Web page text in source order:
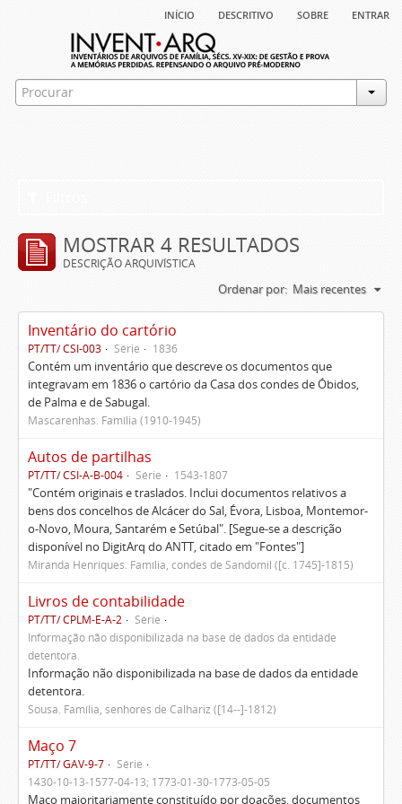
início descritivo sobre entrar
MOSTRAR 4 RESULTADOS
DESCRIÇÃO ARQUIVÍSTICA
Ordenar por: Mais recentes
Inventário do cartório
PT/TT/ CSI-003 Série 1836
Contém um inventário que descreve os documentos que
integravam em 1836 o cartório da Casa dos condes de Óbidos,
de Palma e de Sabugal.
Mascarenhas. Família (1910-1945)
Autos de partilhas
PT/TT/ CSI-A-B-004 Série 1543-1807
"Contém originais e traslados. Inclui documentos relativos a
bens dos concelhos de Alcácer do Sal, Évora, Lisboa, Montemor-
o-Novo, Moura, Santarém e Setúbal". [Segue-se a descrição
disponível no DigitArq do ANTT, citado em "Fontes"]
Miranda Henriques. Família, condes de Sandomil ([c. 1745]-1815)
Livros de contabilidade
PT/TT/ CPLM-E-A-2
Série
Informação não disponibilizada na base de dados da entidade
detentora.
Informação não disponibilizada na base de dados da entidade
detentora.
Sousa. Família, senhores de Calhariz ([14--]-1812)
Maço 7
PT/TT/ GAV-9-7
Série
1430-10-13-1577-04-13; 1773-01-30-1773-05-05
Maço maioritariamente constituído por doações, documentos